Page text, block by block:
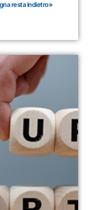
resta indietro»